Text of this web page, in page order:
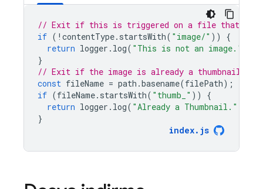
// Exit if this is triggered on a file that is
if ( ! contentType. startsWith( "image/" ))
{
return logger . log( "This is not an image."
}
// Exit if the image is already a thumbnail.
const fileName = path .basename(filePath);
if (fileName. startsWith( "thumb_" ))
{
return logger . log( "Already a Thumbnail."
}
index. js